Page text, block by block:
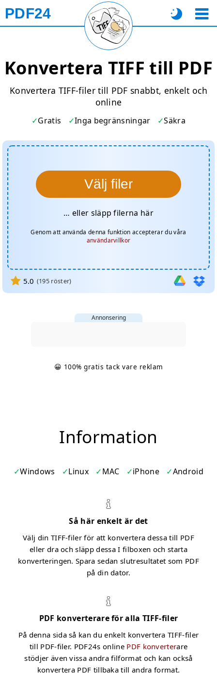
PDF24
Konvertera TIFF till PDF
Konvertera TIFF-filer till PDF snabbt, enkelt och
online
Gratis Inga begränsningar Säkra
Välj filer
… eller släpp filerna här
Genom att använda denna funktion accepterar du våra
användarvillkor
5.0 (195 röster)
Annonsering
😀 100% gratis tack vare reklam
Information
Windows Linux MAC iPhone Android
Så här enkelt är det
Välj din TIFF-filer för att konvertera dessa till PDF
eller dra och släpp dessa I filboxen och starta
konverteringen. Spara sedan slutresultatet som PDF
på din dator.
PDF konverterare för alla TIFF-filer
På denna sida så kan du enkelt konvertera TIFF-filer
till PDF-filer. PDF24s online PDF konverterare
stödjer även vissa andra filformat och kan också
konvertera PDF tillbaka till andra format.